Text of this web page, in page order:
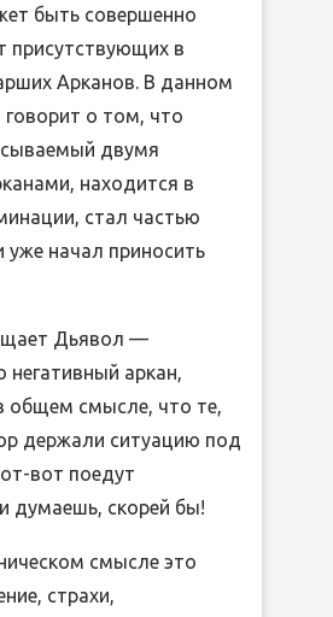
быть совершенно
присутствующих в
Арканов. В данном
о том, что
двумя
находится в
стал частью
уже начал приносить
Дьявол —
негативный аркан,
общем смысле, что те,
держали ситуацию под
вот поедут
думаешь, скорей бы!
смысле это
страхи,